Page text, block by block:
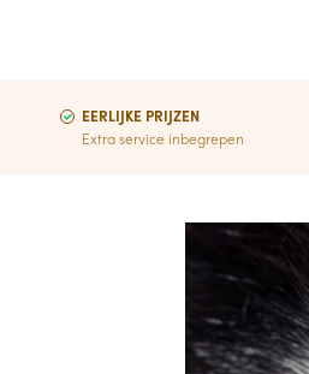
te
Alle
EERLIJKE PRIJZEN
Extra service inbegrepen